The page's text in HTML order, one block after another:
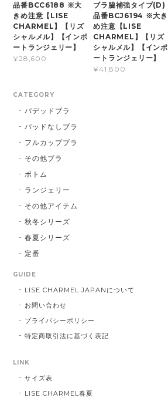
品番BCC6188 ※大
きめ注意【LISE
CHARMEL】【リズ
シャルメル】【インポ
ートランジェリー】
¥28,600
ブラ脇補強タイプ(D)
品番BCJ6194 ※大き
め注意【LISE
CHARMEL】【リズ
シャルメル】【インポ
ートランジェリー】
¥41,800
CATEGORY
パデッドブラ
パッドなしブラ
フルカップブラ
その他ブラ
ボトム
ランジェリー
その他アイテム
秋冬シリーズ
春夏シリーズ
定番
GUIDE
LISE CHARMEL JAPANについて
お問い合わせ
プライバシーポリシー
特定商取引法に基づく表記
LINK
サイズ表
LISE CHARMEL春夏